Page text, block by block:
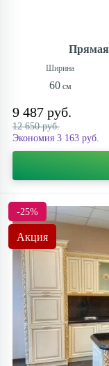
Прямая
60
9 487 руб.
12 650 руб.
Экономия 3 163 руб.
-25%
Акция